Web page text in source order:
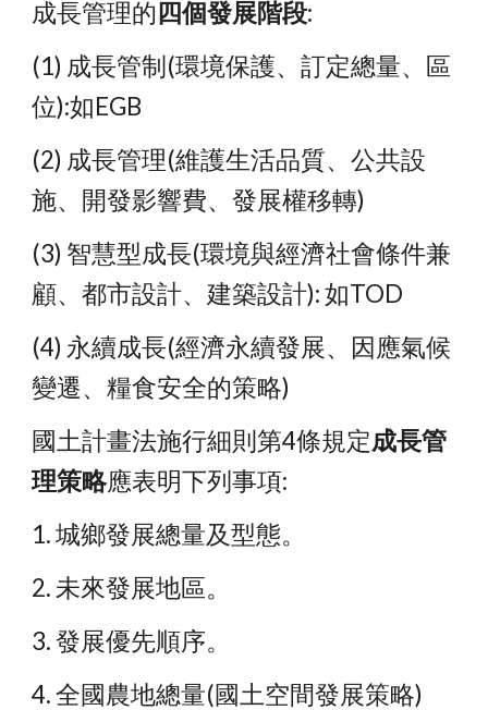
成長管理的 四個發展階段:
(1) 成長管制(環境保護、訂定總量、區
位):如EGB
(2) 成長管理(維護生活品質、公共設
施、開發影響費、發展權移轉)
(3) 智慧型成長(環境與經濟社會條件兼
顧、都市設計、建築設計): 如TOD
(4) 永續成長(經濟永續發展、因應氣候
變遷、糧食安全的策略)
國土計畫法施行細則第4條規定成長管
理策略應表明下列事項:
1. 城鄉發展總量及型態。
2. 未來發展地區。
3. 發展優先順序。
4. 全國農地總量(國土空間發展策略)